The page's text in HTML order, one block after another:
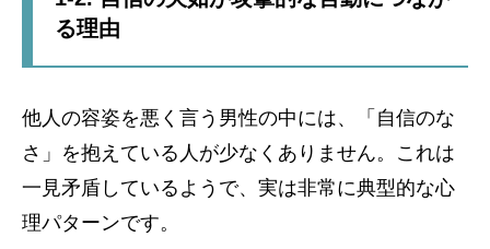
る理由
他人の容姿を悪く言う男性の中には、「自信のな
さ」を抱えている人が少なくありません。これは
一見矛盾しているようで、実は非常に典型的な心
理パターンです。